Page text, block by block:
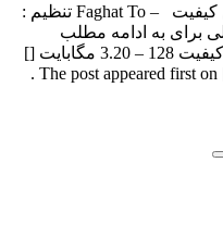
مسعود دانیالی بنام فقط تو با بالاترین کیفیت – Faghat To تنظیم :
برای به ادامه مطلب
مراجعه کنید … بنام فقط تو دانلود با کیفیت 128 – 3.20 مگابایت []